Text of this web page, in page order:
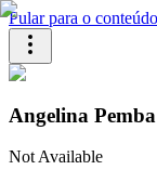
Pular para o
Angelina
Not Available